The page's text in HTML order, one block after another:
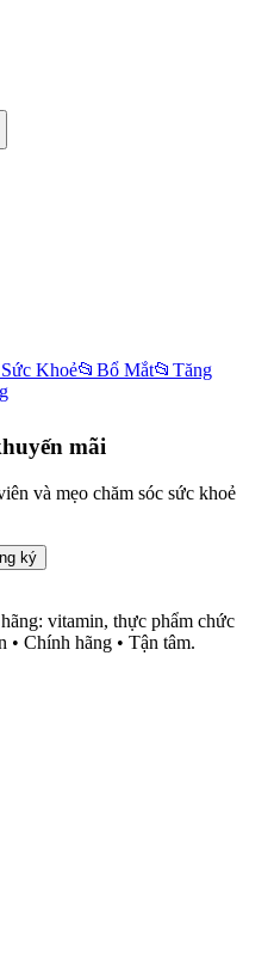
Khoẻ📂 Bổ Mắt📂 Tăng
mãi
và mẹo chăm sóc sức khoẻ
ký
vitamin, thực phẩm chức
• Chính hãng • Tận tâm.